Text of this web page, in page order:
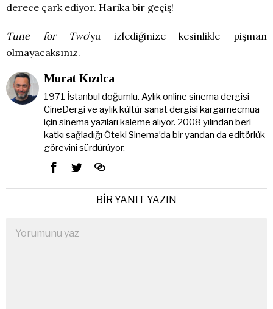
derece çark ediyor. Harika bir geçiş!
Tune for Two’yu izlediğinize kesinlikle pişman
olmayacaksınız.
Murat Kızılca
1971 İstanbul doğumlu. Aylık online sinema dergisi
CineDergi ve aylık kültür sanat dergisi kargamecmua
için sinema yazıları kaleme alıyor. 2008 yılından beri
katkı sağladığı Öteki Sinema’da bir yandan da editörlük
görevini sürdürüyor.
BIR YANIT YAZIN